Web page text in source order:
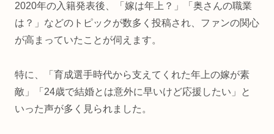
2020年の入籍発表後、「嫁は年上？」「奥さんの職業
は？」などのトピックが数多く投稿され、ファンの関心
が高まっていたことが伺えます。
特に、「育成選手時代から支えてくれた年上の嫁が素
敵」「24歳で結婚とは意外に早いけど応援したい」と
いった声が多く見られました。